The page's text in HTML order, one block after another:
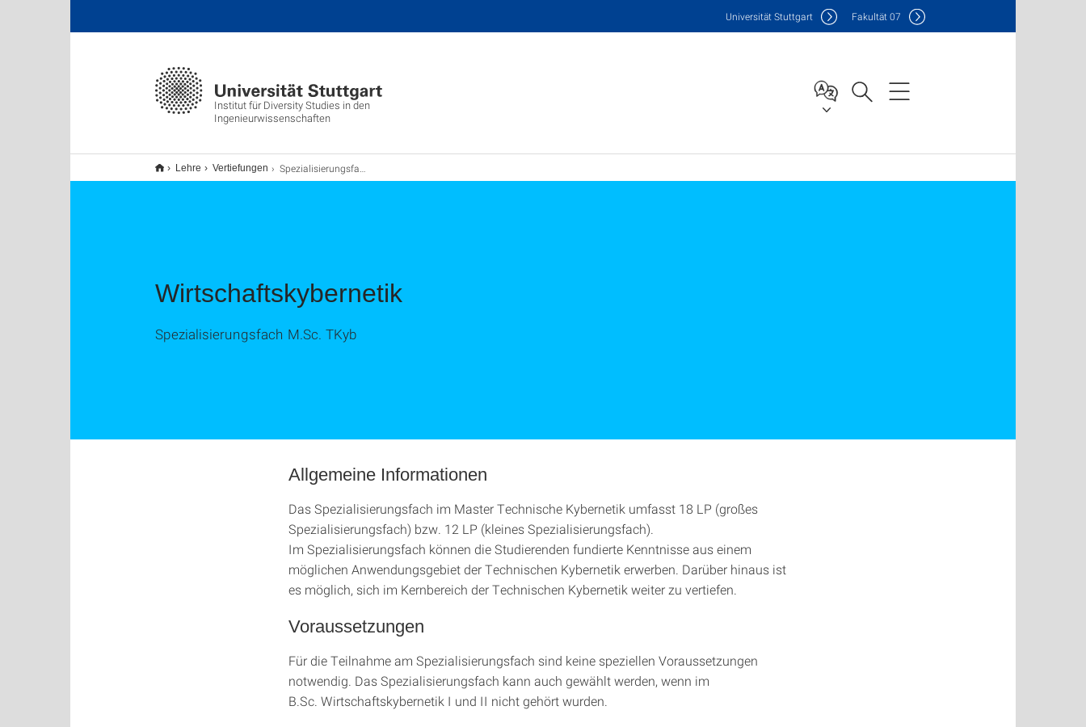
Institut für Diversity Studies in den
Ingenieurwissenschaften
Universität Stuttgart Fakultät07
Lehre Vertiefungen Spezialisierungsfach Wirtschaftskybernetik
Wirtschaftskybernetik
Spezialisierungsfach M.Sc. TKyb
Allgemeine Informationen
Das Spezialisierungsfach im Master Technische Kybernetik umfasst 18 LP (großes
Spezialisierungsfach) bzw. 12 LP (kleines Spezialisierungsfach).
Im Spezialisierungsfach können die Studierenden fundierte Kenntnisse aus einem
möglichen Anwendungsgebiet der Technischen Kybernetik erwerben. Darüber hinaus ist
es möglich, sich im Kernbereich der Technischen Kybernetik weiter zu vertiefen.
Voraussetzungen
Für die Teilnahme am Spezialisierungsfach sind keine speziellen Voraussetzungen
notwendig. Das Spezialisierungsfach kann auch gewählt werden, wenn im
B.Sc. Wirtschaftskybernetik I und II nicht gehört wurden.